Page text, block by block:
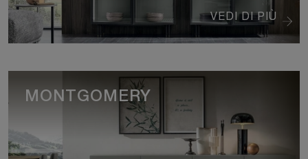
VEDI DI PIÙ
MONTGOMERY